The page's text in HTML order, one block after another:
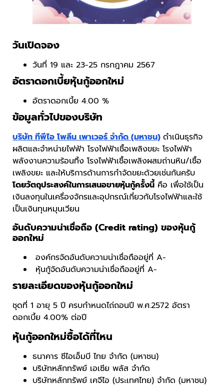
วันเปิดจอง
วันที่ 19 และ 23-25 กรกฎาคม 2567
อัตราดอกเบี้ยหุ้นกู้ออกใหม่
อัตราดอกเบี้ย 4.00 %
ข้อมูลทั่วไปของบริษัท
บริษัท ทีพีไอ โพลีน เพาเวอร์ จำกัด (มหาชน) ดำเนินธุรกิจ
ผลิตและจำหน่ายไฟฟ้า โรงไฟฟ้าเชื้อเพลิงขยะ โรงไฟฟ้า
พลังงานความร้อนทิ้ง โรงไฟฟ้าเชื้อเพลิงผสมถ่านหิน/เชื้อ
เพลิงขยะ และให้บริการด้านการกำจัดขยะด้วยเช่นกันครับ
โดยวัตถุประสงค์ในการเสนอขายหุ้นกู้ครั้งนี้ คือ เพื่อใช้เป็น
เงินลงทุนในเครื่องจักรและอุปกรณ์เกี่ยวกับโรงไฟฟ้าและใช้
เป็นเงินทุนหมุนเวียน
อันดับความน่าเชื่อถือ (Credit rating) ของหุ้นกู้
ออกใหม่
องค์กรจัดอันดับความน่าเชื่อถืออยู่ที่ A-
หุ้นกู้จัดอันดับความน่าเชื่อถืออยู่ที่ A-
รายละเอียดของหุ้นกู้ออกใหม่
ชุดที่ 1 อายุ 5 ปี ครบกำหนดไถ่ถอนปี พ.ศ.2572 อัตรา
ดอกเบี้ย 4.00% ต่อปี
หุ้นกู้ออกใหม่ซื้อได้ที่ไหน
ธนาคาร ซีไอเอ็มบี ไทย จำกัด (มหาชน)
บริษัทหลักทรัพย์ เอเซีย พลัส จำกัด
บริษัทหลักทรัพย์ เคจีไอ (ประเทศไทย) จำกัด (มหาชน)